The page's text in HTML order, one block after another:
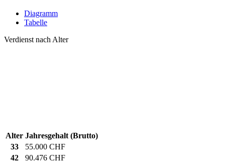
Diagramm
Tabelle
Verdienst nach Alter
Alter Jahresgehalt (Brutto)
33
55.000 CHF
42
90.476 CHF